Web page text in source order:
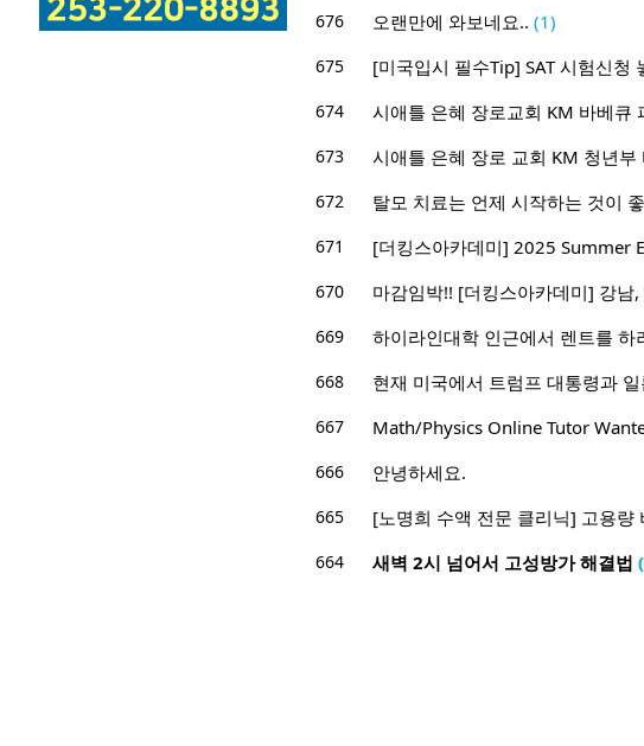
676
오랜만에 와보네요.. (1)
675
[미국입시 필수Tip] SAT 시험신청
674
시애틀 은혜 장로교회 KM 바베큐
673
시애틀 은혜 장로 교회 KM 청년부
672
탈모 치료는 언제 시작하는 것이
671
[더킹스아카데미] 2025 Summer
670
마감임박!! [더킹스아카데미] 강남
669
하이라인대학 인근에서 렌트를
668
현재 미국에서 트럼프 대통령과
667
Math/Physics Online Tutor
666
안녕하세요.
665
[노명희 수액 전문 클리닉] 고용량
664
새벽 2시 넘어서 고성방가 해결법